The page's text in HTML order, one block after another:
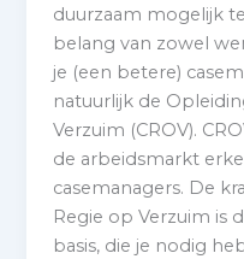
duurzaam mogelijk
belang van zowel
je (een betere)
natuurlijk de
Verzuim (CROV).
de arbeidsmarkt
casemanagers. De
Regie op Verzuim is
basis, die je nodig